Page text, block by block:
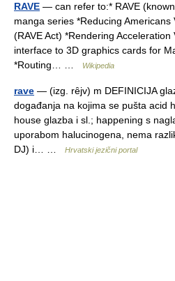
RAVE — can refer to:* RAVE
manga series *Reducing Americans
(RAVE Act) *Rendering
interface to 3D graphics cards for
*Routing… …
Wikipedia
rave — (izg. rȇjv) m DEFINICIJA
događanja na kojima se pušta acid
house glazba i sl.; happening s
uporabom halucinogena, nema
DJ) i… …
Hrvatski jezični portal